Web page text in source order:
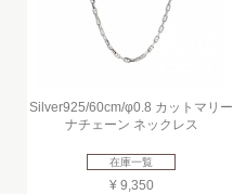
Silver925/60cm/φ0.8 カットマリー
ナチェーン ネックレス
在庫一覧
¥ 9,350